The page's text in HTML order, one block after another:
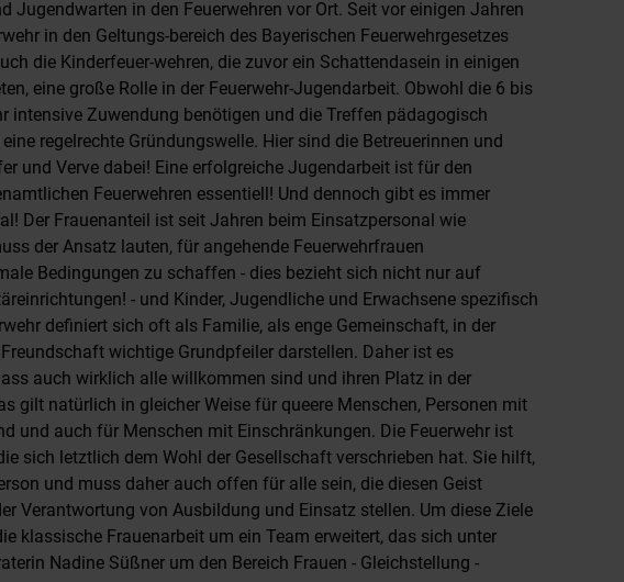
Jugendwarten in den Feuerwehren vor Ort. Seit vor einigen Jahren
in den Geltungs-bereich des Bayerischen Feuerwehrgesetzes
die Kinderfeuer-wehren, die zuvor ein Schattendasein in einigen
eine große Rolle in der Feuerwehr-Jugendarbeit. Obwohl die 6 bis
intensive Zuwendung benötigen und die Treffen pädagogisch
regelrechte Gründungswelle. Hier sind die Betreuerinnen und
und Verve dabei! Eine erfolgreiche Jugendarbeit ist für den
Feuerwehren essentiell! Und dennoch gibt es immer
Der Frauenanteil ist seit Jahren beim Einsatzpersonal wie
der Ansatz lauten, für angehende Feuerwehrfrauen
Bedingungen zu schaffen - dies bezieht sich nicht nur auf
- und Kinder, Jugendliche und Erwachsene spezifisch
definiert sich oft als Familie, als enge Gemeinschaft, in der
wichtige Grundpfeiler darstellen. Daher ist es
auch wirklich alle willkommen sind und ihren Platz in der
gilt natürlich in gleicher Weise für queere Menschen, Personen mit
und auch für Menschen mit Einschränkungen. Die Feuerwehr ist
sich letztlich dem Wohl der Gesellschaft verschrieben hat. Sie hilft,
und muss daher auch offen für alle sein, die diesen Geist
Verantwortung von Ausbildung und Einsatz stellen. Um diese Ziele
klassische Frauenarbeit um ein Team erweitert, das sich unter
Nadine Süßner um den Bereich Frauen - Gleichstellung -